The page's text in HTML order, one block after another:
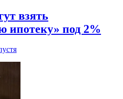
взять
ипотеку» под 2%